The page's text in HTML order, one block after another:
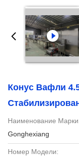
Конус Вафли
Наименование
Gonghexiang
Номер Модели: